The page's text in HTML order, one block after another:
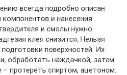
всегда подробно описан
и нанесения
и смолы нужно
клея снизится. Нельзя
поверхностей. Их
обработать наждачкой, затем
протереть спиртом, ацетоном.